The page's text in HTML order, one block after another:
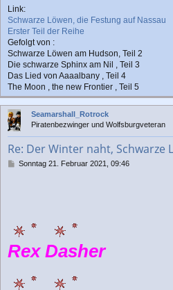
Link:
Schwarze Löwen, die Festung auf Nassau
Erster Teil der Reihe
Gefolgt von :
Schwarze Löwen am Hudson, Teil 2
Die schwarze Sphinx am Nil , Teil 3
Das Lied von Aaaalbany , Teil 4
The Moon , the new Frontier , Teil 5
Seamarshall_Rotrock
Piratenbezwinger und Wolfsburgveteran
Re: Der Winter naht, Schwarze
B
g
Sonntag 21. Februar 2021, 09:46
Rex Dasher